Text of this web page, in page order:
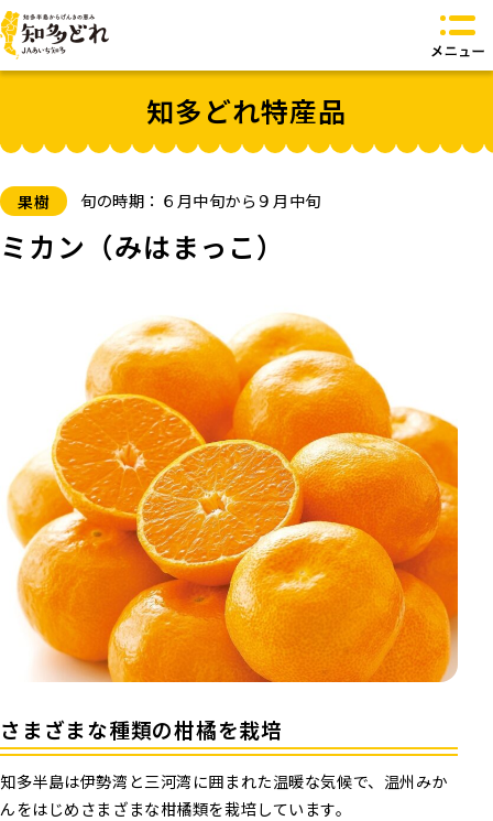
知多どれとは？
知多どれ特産品
知多どれ食卓
お問い合わせ
知多どれ特産品
果樹 旬の時期：６月中旬から９月中旬
ミカン（みはまっこ）
さまざまな種類の柑橘を栽培
知多半島は伊勢湾と三河湾に囲まれた温暖な気候で、温州みか
んをはじめさまざまな柑橘類を栽培しています。